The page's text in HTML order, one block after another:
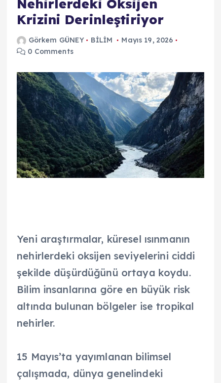
Nehirlerdeki Oksijen
Krizini Derinleştiriyor
Görkem GÜNEY BİLİM
Mayıs 19, 2026
0 Comments
Yeni araştırmalar, küresel ısınmanın
nehirlerdeki oksijen seviyelerini ciddi
şekilde düşürdüğünü ortaya koydu.
Bilim insanlarına göre en büyük risk
altında bulunan bölgeler ise tropikal
nehirler.
15 Mayıs’ta yayımlanan bilimsel
çalışmada, dünya genelindeki